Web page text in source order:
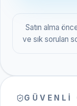
Satın alma
ve sık sorulan
GÜVENLI